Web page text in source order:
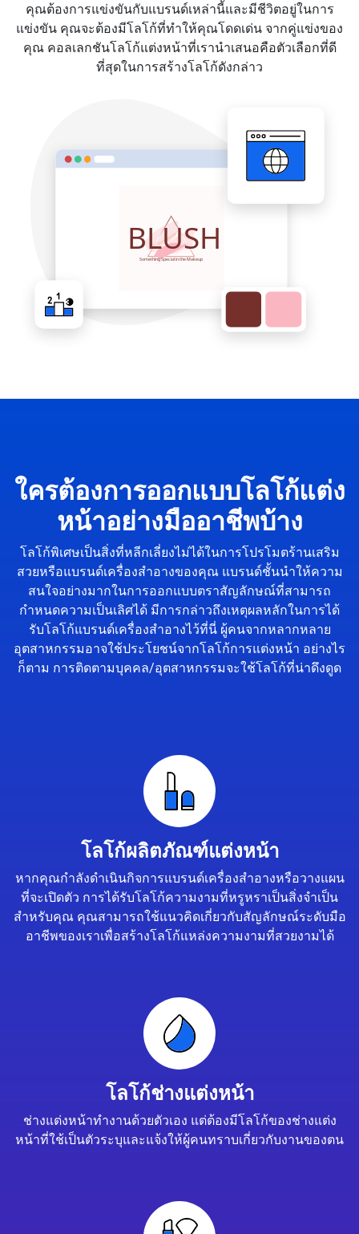
คุณต้องการแข่งขันกับแบรนด์เหล่านี้และมีชีวิตอยู่ในการ
แข่งขัน คุณจะต้องมีโลโก้ที่ทำให้คุณโดดเด่น จากคู่แข่งของ
คุณ คอลเลกชันโลโก้แต่งหน้าที่เรานำเสนอคือตัวเลือกที่ดี
ที่สุดในการสร้างโลโก้ดังกล่าว
ใครต้องการออกแบบโลโก้แต่ง
หน้าอย่างมืออาชีพบ้าง
โลโก้พิเศษเป็นสิ่งที่หลีกเลี่ยงไม่ได้ในการโปรโมตร้านเสริม
สวยหรือแบรนด์เครื่องสำอางของคุณ แบรนด์ชั้นนำให้ความ
สนใจอย่างมากในการออกแบบตราสัญลักษณ์ที่สามารถ
กำหนดความเป็นเลิศได้ มีการกล่าวถึงเหตุผลหลักในการได้
รับโลโก้แบรนด์เครื่องสำอางไว้ที่นี่ ผู้คนจากหลากหลาย
อุตสาหกรรมอาจใช้ประโยชน์จากโลโก้การแต่งหน้า อย่างไร
ก็ตาม การติดตามบุคคล/อุตสาหกรรมจะใช้โลโก้ที่น่าดึงดูด
โลโก้ผลิตภัณฑ์แต่งหน้า
หากคุณกำลังดำเนินกิจการแบรนด์เครื่องสำอางหรือวางแผน
ที่จะเปิดตัว การได้รับโลโก้ความงามที่หรูหราเป็นสิ่งจำเป็น
สำหรับคุณ คุณสามารถใช้แนวคิดเกี่ยวกับสัญลักษณ์ระดับมือ
อาชีพของเราเพื่อสร้างโลโก้แหล่งความงามที่สวยงามได้
โลโก้ช่างแต่งหน้า
ช่างแต่งหน้าทำงานด้วยตัวเอง แต่ต้องมีโลโก้ของช่างแต่ง
หน้าที่ใช้เป็นตัวระบุและแจ้งให้ผู้คนทราบเกี่ยวกับงานของตน